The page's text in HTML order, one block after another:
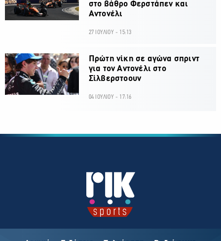
στο βάθρο Φερστάπεν και
Αντονέλι
27 ΙΟΥΛΙΟΥ - 15:13
Πρώτη νίκη σε αγώνα σπριντ
για τον Αντονέλι στο
Σίλβερστοουν
04 ΙΟΥΛΙΟΥ - 17:16